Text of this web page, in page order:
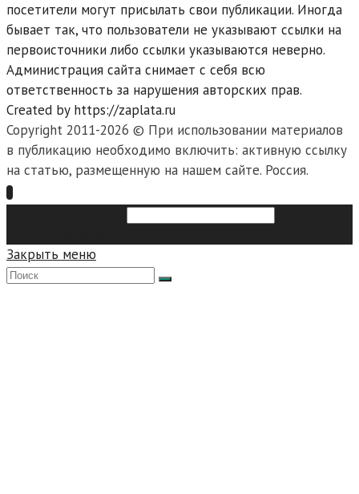
посетители могут присылать свои публикации. Иногда
бывает так, что пользователи не указывают ссылки на
первоисточники либо ссылки указываются неверно.
Администрация сайта снимает с себя всю
ответственность за нарушения авторских прав.
Created by https://zaplata.ru
Copyright 2011-2026 © При использовании материалов
в публикацию необходимо включить: активную ссылку
на статью, размещенную на нашем сайте. Россия.
Закрыть меню